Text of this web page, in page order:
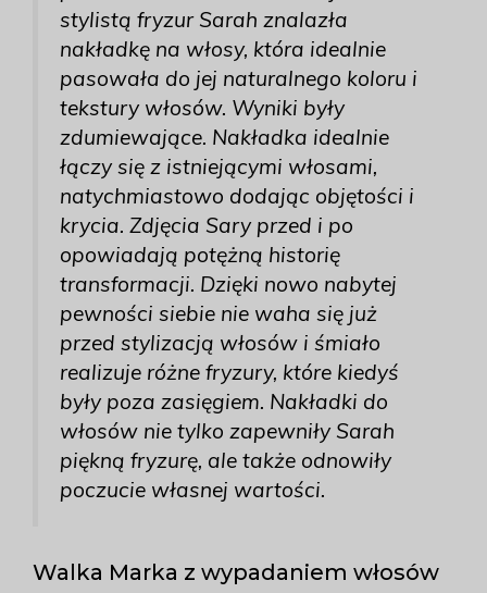
stylistą fryzur Sarah znalazła
nakładkę na włosy, która idealnie
pasowała do jej naturalnego koloru i
tekstury włosów. Wyniki były
zdumiewające. Nakładka idealnie
łączy się z istniejącymi włosami,
natychmiastowo dodając objętości i
krycia. Zdjęcia Sary przed i po
opowiadają potężną historię
transformacji. Dzięki nowo nabytej
pewności siebie nie waha się już
przed stylizacją włosów i śmiało
realizuje różne fryzury, które kiedyś
były poza zasięgiem. Nakładki do
włosów nie tylko zapewniły Sarah
piękną fryzurę, ale także odnowiły
poczucie własnej wartości.
Walka Marka z wypadaniem włosów